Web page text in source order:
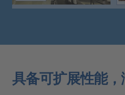
具备可扩展性能